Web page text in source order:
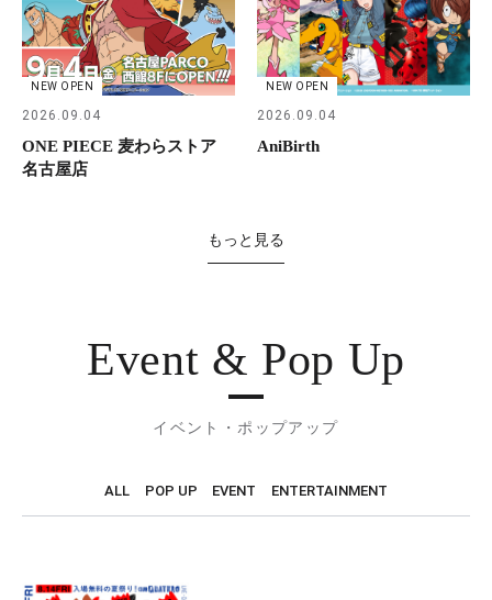
NEW OPEN
2026.09.04
ONE PIECE 麦わらストア
名古屋店
NEW OPEN
2026.09.04
AniBirth
もっと見る
Event & Pop Up
イベント・ポップアップ
ALL POP UP EVENT ENTERTAINMENT